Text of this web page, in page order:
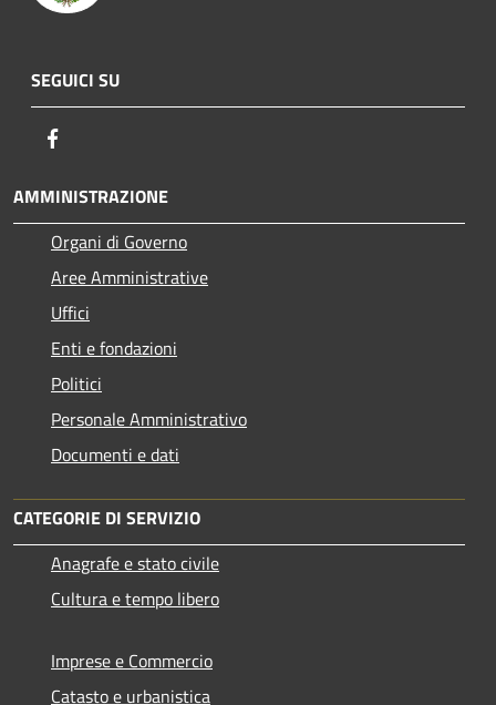
SEGUICI SU
AMMINISTRAZIONE
Organi di Governo
Aree Amministrative
Uffici
Enti e fondazioni
Politici
Personale Amministrativo
Documenti e dati
CATEGORIE DI SERVIZIO
Anagrafe e stato civile
Cultura e tempo libero
Imprese e Commercio
Catasto e urbanistica